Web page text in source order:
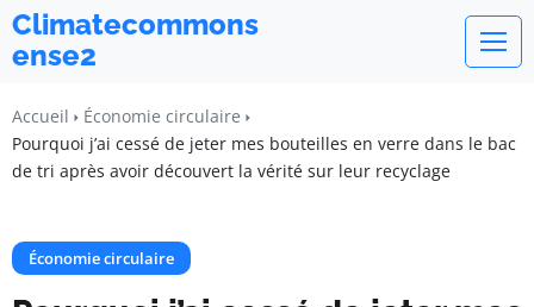
Climatecommons
ense2
Accueil
Économie circulaire
Pourquoi j’ai cessé de jeter mes bouteilles en verre dans le bac
de tri après avoir découvert la vérité sur leur recyclage
Économie circulaire